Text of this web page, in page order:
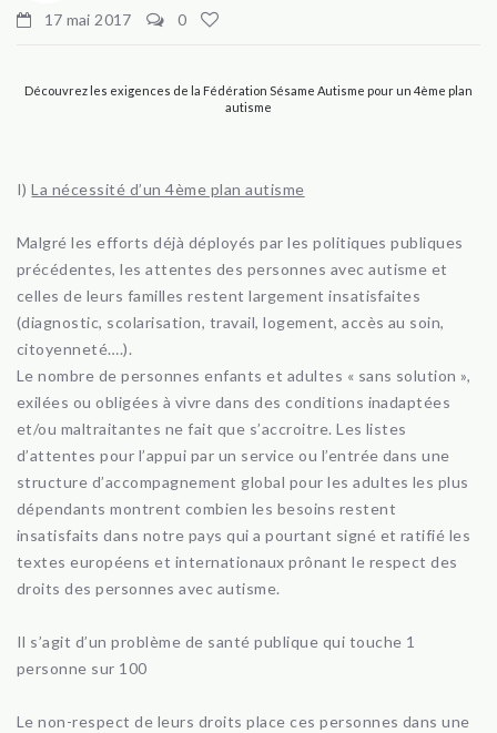
17 mai 2017
0
Découvrez les exigences de la Fédération Sésame Autisme pour un 4ème plan
autisme
I)La nécessité d’un 4ème plan autisme
Malgré les efforts déjà déployés par les politiques publiques
précédentes, les attentes des personnes avec autisme et
celles de leurs familles restent largement insatisfaites
(diagnostic, scolarisation, travail, logement, accès au soin,
citoyenneté….).
Le nombre de personnes enfants et adultes « sans solution »,
exilées ou obligées à vivre dans des conditions inadaptées
et/ou maltraitantes ne fait que s’accroitre. Les listes
d’attentes pour l’appui par un service ou l’entrée dans une
structure d’accompagnement global pour les adultes les plus
dépendants montrent combien les besoins restent
insatisfaits dans notre pays qui a pourtant signé et ratifié les
textes européens et internationaux prônant le respect des
droits des personnes avec autisme.
Il s’agit d’un problème de santé publique qui touche 1
personne sur 100
Le non-respect de leurs droits place ces personnes dans une